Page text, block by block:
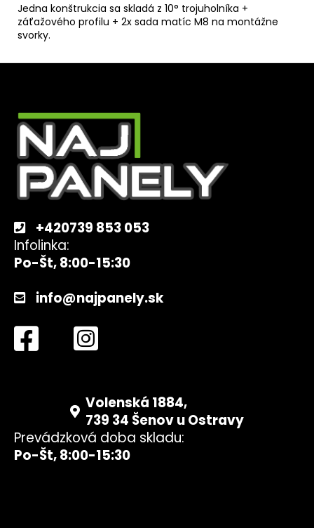
Jedna konštrukcia sa skladá z 10° trojuholníka +
záťažového profilu + 2x sada matíc M8 na montážne
svorky.
+420739 853 053
Infolinka:
Po-Št, 8:00-15:30
info@najpanely.sk
Volenská 1884,
739 34 Šenov u Ostravy
Prevádzková doba skladu:
Po-Št, 8:00-15:30